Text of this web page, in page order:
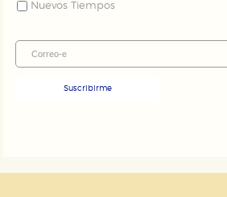
Nuevos Tiempos
Suscribirme